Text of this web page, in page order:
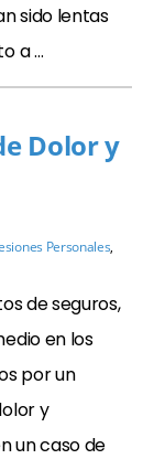
sido lentas
a …
Dolor y
Personales,
de seguros,
en los
por un
y
un caso de